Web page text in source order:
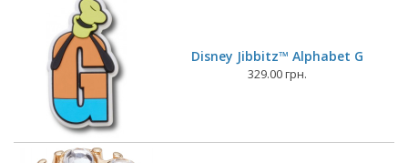
Disney Jibbitz™ Alphabet G
329.00 грн.